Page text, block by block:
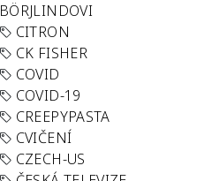
BÖRJLINDOVI
CITRON
CK FISHER
COVID
COVID-19
CREEPYPASTA
CVIČENÍ
CZECH-US